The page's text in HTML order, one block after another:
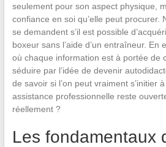
seulement pour son aspect physique,
confiance en soi qu’elle peut procurer.
se demandent s’il est possible
boxeur sans l’aide d’un entraîneur. En
où chaque information est à portée de
séduire par l’idée de devenir
de savoir si l’on peut vraiment s’initier
assistance professionnelle reste
réellement ?
Les fondamentaux